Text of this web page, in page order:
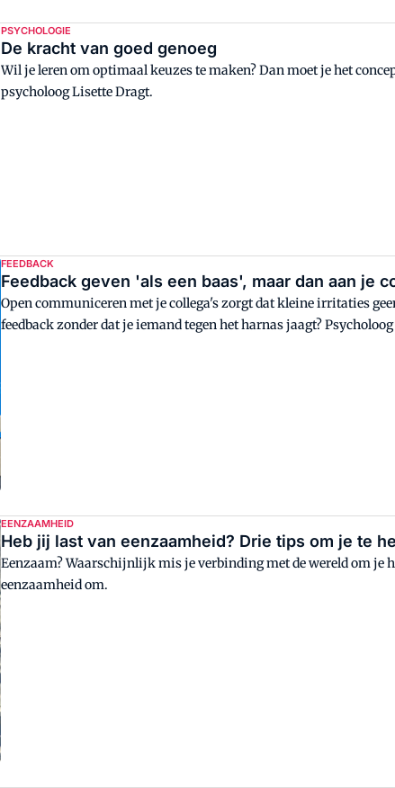
PSYCHOLOGIE
De kracht van goed genoeg
Wil je leren om optimaal keuzes te maken? Dan moet je het
psycholoog Lisette Dragt.
FEEDBACK
Feedback geven 'als een baas', maar dan aan je
Open communiceren met je collega's zorgt dat kleine irritaties
feedback zonder dat je iemand tegen het harnas jaagt?
EENZAAMHEID
Heb jij last van eenzaamheid? Drie tips om je te
Eenzaam? Waarschijnlijk mis je verbinding met de wereld om je
eenzaamheid om.